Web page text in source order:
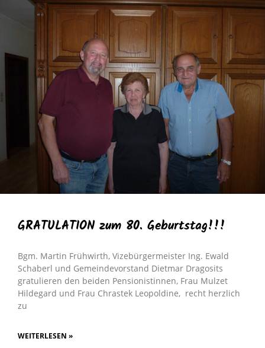
GRATULATION zum 80. Geburtstag!!!
Bgm. Martin Frühwirth, Vizebürgermeister Ing. Ewald
Schaberl und Gemeindevorstand Dietmar Dragosits
gratulieren den beiden Pensionistinnen, Frau Mulzet
Hildegard und Frau Chrastek Leopoldine, recht herzlich
zu
WEITERLESEN »